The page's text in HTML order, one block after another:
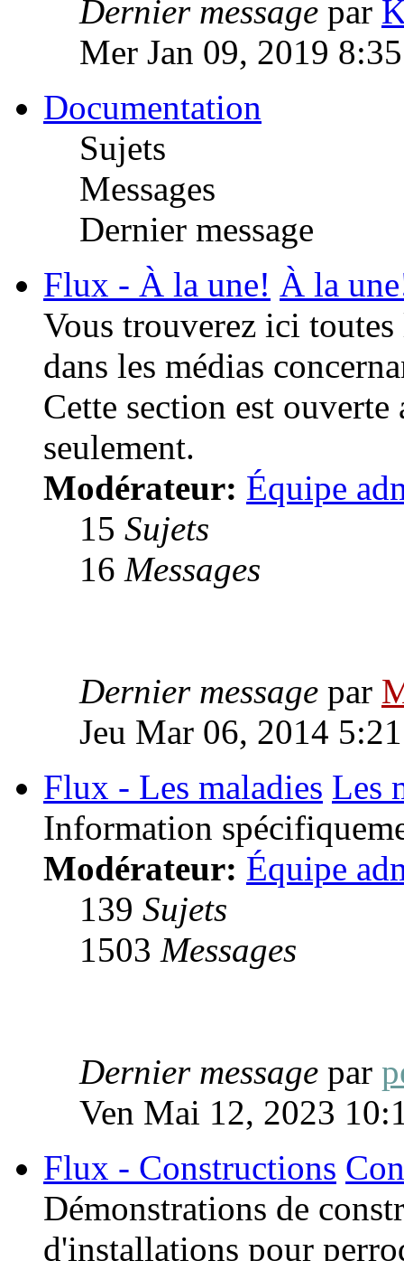
Dernier message par
Mer Jan 09, 2019
Documentation
Sujets
Messages
Dernier message
Flux - À la une! À la
Vous trouverez ici
dans les médias
Cette section est
seulement.
Modérateur: Équipe
15 Sujets
16 Messages
Dernier message par
Jeu Mar 06, 2014
Flux - Les maladies Les
Information
Modérateur: Équipe
139 Sujets
1503 Messages
Dernier message par
Ven Mai 12, 2023
Flux - Constructions
Démonstrations de
d'installations pour